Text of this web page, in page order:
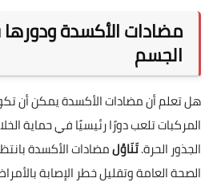
مضادات الأكسدة
الجسم
هل تعلم أن مضادات الأكسدة يمكن أن
المركبات تلعب دورًا رئيسيًا في حماية
الجذور الحرة.تَنَاوُلمضادات الأكسدة
الصحة العامة وتقليل خطر الإصابة